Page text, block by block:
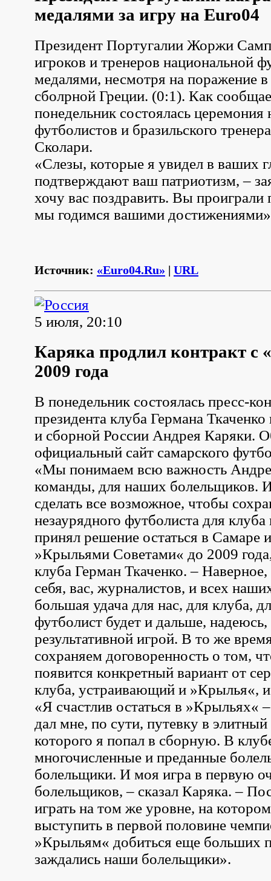
медалями за игру на Euro04
Президент Португалии Жоржи
игроков и тренеров национальной
медалями, несмотря на поражение
сболрной Греции. (0:1). Как
понедельник состоялась церемония
футболистов и бразильского
Сколари.
«Слезы, которые я увидел в ваших
подтверждают ваш патриотизм, –
хочу вас поздравить. Вы проиграли
мы годимся вашими
Источник: «Euro04.Ru» | URL
5 июля, 20:10
Каряка продлил контракт с
2009 года
В понедельник состоялась пресс-
президента клуба Германа
и сборной России Андрея Каряки.
официальный сайт самарского
«Мы понимаем всю важность
команды, для наших болельщиков.
сделать все возможное, чтобы
незаурядного футболиста для
принял решение остаться в Самаре
»Крыльями Советами« до 2009
клуба Герман Ткаченко. –
себя, вас, журналистов, и всех
большая удача для нас, для клуба,
футболист будет и дальше, надеюсь,
результативной игрой. В то же
сохраняем договоренность о том,
появится конкретный вариант от
клуба, устраивающий и »Крылья«,
«Я счастлив остаться в »Крыльях«
дал мне, по сути, путевку в
которого я попал в сборную. В
многочисленные и преданные
болельщики. И моя игра в первую
болельщиков, – сказал Каряка. –
играть на том же уровне, на
выступить в первой половине
»Крыльям« добиться еще больших
заждались наши болельщики».